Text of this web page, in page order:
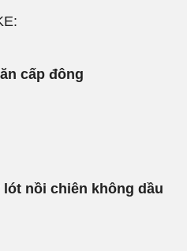
cấp đông
nồi chiên không dầu